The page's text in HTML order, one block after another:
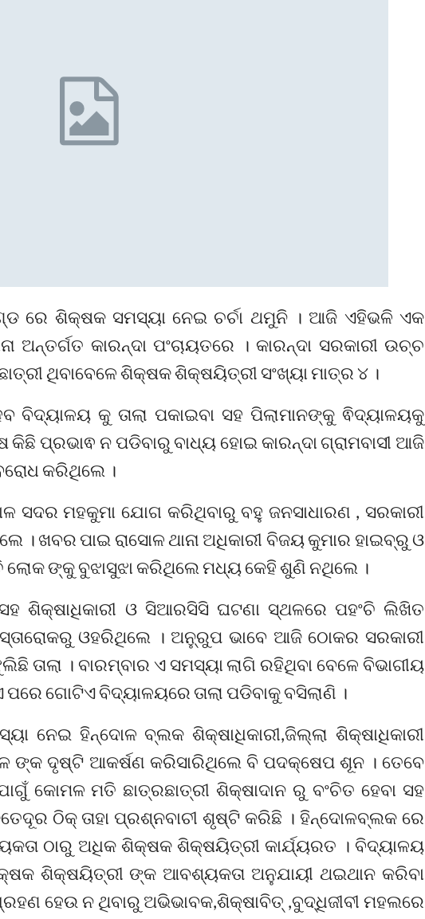
ରେ ଶିକ୍ଷକ ସମସ୍ୟା ନେଇ ଚର୍ଚା ଥମୁନି । ଆଜି ଏହିଭଳି ଏକ
ଅନ୍ତର୍ଗତ କାରନ୍ଦା ପଂଚାୟତରେ । କାରନ୍ଦା ସରକାରୀ ଉଚ୍ଚ
ଥିବାବେଳେ ଶିକ୍ଷକ ଶିକ୍ଷୟିତ୍ରୀ ସଂଖ୍ୟା ମାତ୍ର ୪ ।
କୁ ତାଲା ପକାଇବା ସହ ପିଲାମାନଙ୍କୁ ଵିଦ୍ୟାଳୟକୁ
ପ୍ରଭାଵ ନ ପଡିବାରୁ ବାଧ୍ୟ ହୋଇ କାରନ୍ଦା ଗ୍ରାମବାସୀ ଆଜି
କରିଥିଲେ ।
ସଦର ମହକୁମା ଯୋଗ କରିଥିବାରୁ ବହୁ ଜନସାଧାରଣ , ସରକାରୀ
। ଖବର ପାଇ ରାସୋଳ ଥାନା ଅଧିକାରୀ ବିଜୟ କୁମାର ହାଇବ୍ରୁ ଓ
ଲୋକ ଙ୍କୁ ବୁଝାସୁଝା କରିଥିଲେ ମଧ୍ୟ କେହି ଶୁଣି ନଥିଲେ ।
ଶିକ୍ଷାଧିକାରୀ ଓ ସିଆରସିସି ଘଟଣା ସ୍ଥଳରେ ପହଂଚି ଲିଖିତ
ଓହରିଥିଲେ । ଅନୁ୍ରୁପ ଭାବେ ଆଜି ଠୋକର ସରକାରୀ
ତାଲା । ବାରମ୍ବାର ଏ ସମସ୍ୟା ଲାଗି ରହିଥିବା ବେଳେ ବିଭାଗୀୟ
ଗୋଟିଏ ବିଦ୍ୟାଳୟରେ ତାଲା ପଡିବାକୁ ବସିଲାଣି ।
ନେଇ ହିନ୍ଦୋଳ ବ୍ଲକ ଶିକ୍ଷାଧିକାରୀ,ଜିଲ୍ଲା ଶିକ୍ଷାଧିକାରୀ
ଙ୍କ ଦୃଷ୍ଟି ଆକର୍ଷଣ କରିସାରିଥିଲେ ବି ପଦକ୍ଷେପ ଶୂନ । ତେବେ
କୋମଳ ମତି ଛାତ୍ରଛାତ୍ରୀ ଶିକ୍ଷାଦାନ ରୁ ବଂଚିତ ହେବା ସହ
ଠିକ୍ ତାହା ପ୍ରଶ୍ନବାଚୀ ଶୃଷ୍ଟି କରିଛି । ହିନ୍ଦୋଳବ୍ଲକ ରେ
ଠାରୁ ଅଧିକ ଶିକ୍ଷକ ଶିକ୍ଷୟିତ୍ରୀ କାର୍ଯ୍ୟରତ । ବିଦ୍ୟାଳୟ
ଶିକ୍ଷୟିତ୍ରୀ ଙ୍କ ଆବଶ୍ୟକତା ଅନୁଯାୟୀ ଥଇଥାନ କରିବା
ହେଉ ନ ଥିବାରୁ ଅଭିଭାବକ,ଶିକ୍ଷାବିତ୍ ,ବୁଦ୍ଧିଜୀବୀ ମହଲରେ